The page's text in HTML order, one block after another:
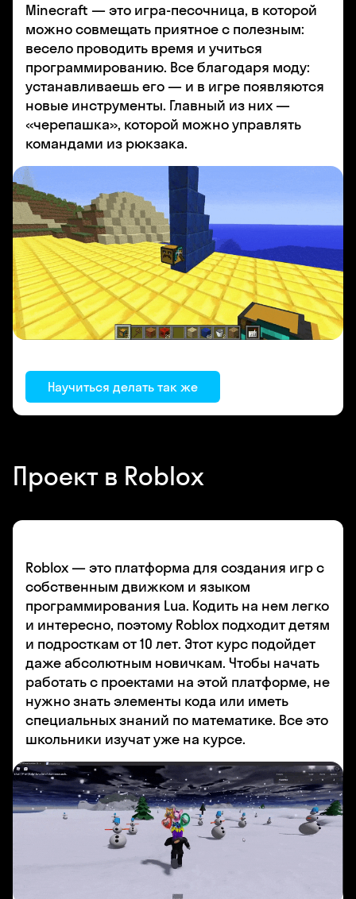
Minecraft — это игра-песочница, в которой
можно совмещать приятное с полезным:
весело проводить время и учиться
программированию. Все благодаря моду:
устанавливаешь его — и в игре появляются
новые инструменты. Главный из них —
«черепашка», которой можно управлять
командами из рюкзака.
Научиться делать так же
Проект в Roblox
Roblox — это платформа для создания игр с
собственным движком и языком
программирования Lua. Кодить на нем легко
и интересно, поэтому Roblox подходит детям
и подросткам от 10 лет. Этот курс подойдет
даже абсолютным новичкам. Чтобы начать
работать с проектами на этой платформе, не
нужно знать элементы кода или иметь
специальных знаний по математике. Все это
школьники изучат уже на курсе.